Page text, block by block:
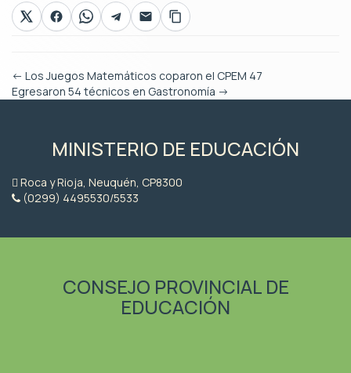
← Los Juegos Matemáticos coparon el CPEM 47
Egresaron 54 técnicos en Gastronomía →
MINISTERIO DE EDUCACIÓN
Roca y Rioja, Neuquén, CP8300
(0299) 4495530/5533
CONSEJO PROVINCIAL DE
EDUCACIÓN